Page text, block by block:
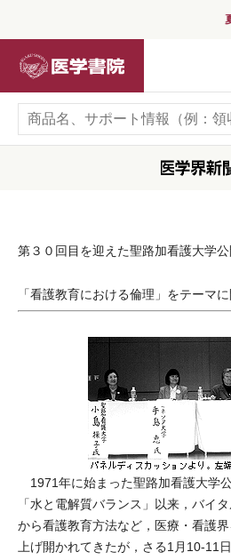
第３０回目を迎えた聖路加看護大学
「看護教育における倫理」をテーマ
1971年に始まった聖路加看護大学
「水と電解質バランス」以来，バイ
から看護教育方法など，医療・看護
上げ開かれてきたが，さる1月10-11